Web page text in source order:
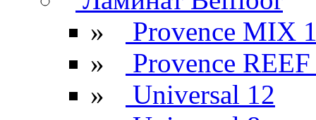
»
Provence MIX
»
Provence
»
Universal 12